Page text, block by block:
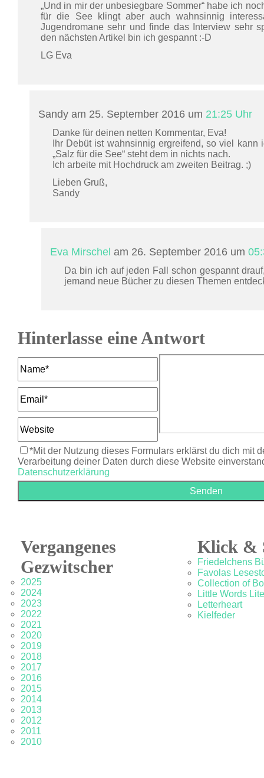
„Und in mir der unbesiegbare Sommer“ habe ich
für die See klingt aber auch wahnsinnig
Jugendromane sehr und finde das Interview sehr
den nächsten Artikel bin ich gespannt :-D
LG Eva
Sandy am 25. September 2016 um 21:25 Uhr
Danke für deinen netten Kommentar, Eva!
Ihr Debüt ist wahnsinnig ergreifend, so viel
„Salz für die See“ steht dem in nichts nach.
Ich arbeite mit Hochdruck am zweiten Beitrag. ;)
Lieben Gruß,
Sandy
Eva Mirschel am 26. September 2016 um
Da bin ich auf jeden Fall schon gespannt
jemand neue Bücher zu diesen Themen
Hinterlasse eine Antwort
*Mit der Nutzung dieses Formulars erklärst du dich mit
Verarbeitung deiner Daten durch diese Website
Datenschutzerklärung
Vergangenes
Gezwitscher
2025
2024
2023
2022
2021
2020
2019
2018
2017
2016
2015
2014
2013
2012
2011
2010
Klick &
Friedelchens
Favolas
Collection of
Little Words
Letterheart
Kielfeder